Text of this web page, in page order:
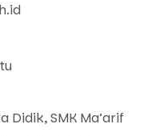
Didik, SMK Ma’arif